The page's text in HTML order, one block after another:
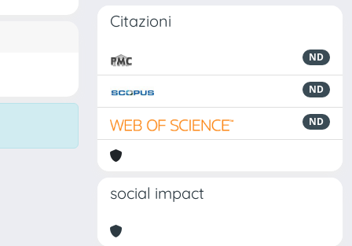
Citazioni
ND
ND
ND
social impact